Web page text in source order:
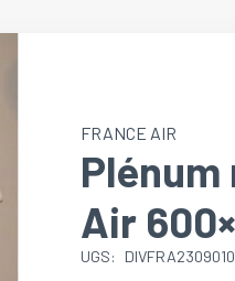
FRANCE AIR
Air
UGS: DIVFRA2309010